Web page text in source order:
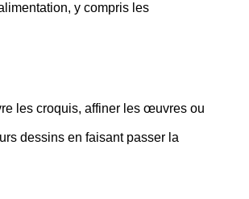
y compris les
les croquis, affiner les œuvres ou
dessins en faisant passer la